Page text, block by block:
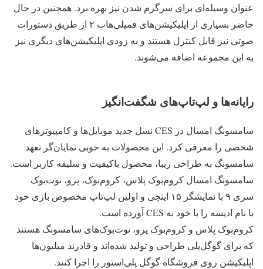
عنوان وسیله‌ای برای سرگرم شدن نیز بهره برد. همچنین در حال
حاضر بسیاری از اپلیکیشن‌های فمیلی‌هاب ۲ از طریق دستورات
صوتی نیز قابل کنترل هستند و به زودی اپلیکیشن‌های دیگری نیز
به این مجموعه اضافه می‌شوند.
رایانه‌ها و لپ‌تاپ‌های شگفت‌انگیز
سامسونگ امسال در CES نسل جدید موبایل‌ها و کامپیوترهای
شخصی را معرفی کرد. این محصولات به خوبی نمایان‌گر تعهد
سامسونگ به طراحی زیبا، محصول باکیفیت و سلیقه کاربر است.
سامسونگ امسال کروم‌بوک پلاس، کروم‌بوک، پرو، نوت‌بوک
سری ۹ با نمایشگر ۱۵ اینچی و اولین لپ‌تاپ مخصوص بازی خود
با نام ادیسه را با خود به CES آورده است.
کروم‌بوک پلاس و کروم‌بوک پرو، نوت‌بوک‌های سامسونگ هستند
که برای گوگل‌پلی طراحی و تولید شده‌اند و قادرند میلیون‌ها
اپلیکیشن روی فروشگاه گوگل پلی‌استور را اجرا کنند.